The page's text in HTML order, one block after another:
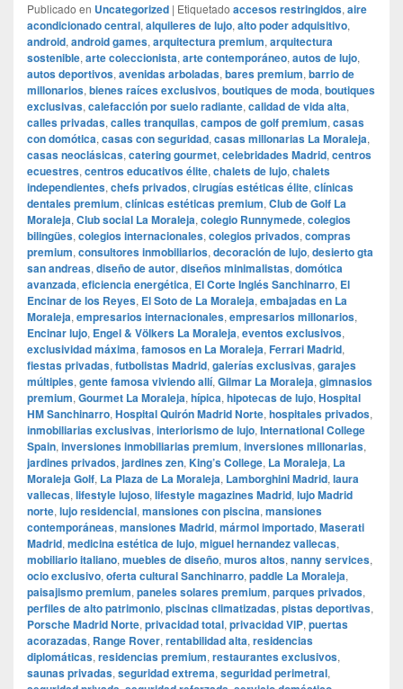
Publicado en Uncategorized | Etiquetado accesos restringidos, aire
acondicionado central, alquileres de lujo, alto poder adquisitivo,
android, android games, arquitectura premium, arquitectura
sostenible, arte coleccionista, arte contemporáneo, autos de lujo,
autos deportivos, avenidas arboladas, bares premium, barrio de
millonarios, bienes raíces exclusivos, boutiques de moda, boutiques
exclusivas, calefacción por suelo radiante, calidad de vida alta,
calles privadas, calles tranquilas, campos de golf premium, casas
con domótica, casas con seguridad, casas millonarias La Moraleja,
casas neoclásicas, catering gourmet, celebridades Madrid, centros
ecuestres, centros educativos élite, chalets de lujo, chalets
independientes, chefs privados, cirugías estéticas élite, clínicas
dentales premium, clínicas estéticas premium, Club de Golf La
Moraleja, Club social La Moraleja, colegio Runnymede, colegios
bilingües, colegios internacionales, colegios privados, compras
premium, consultores inmobiliarios, decoración de lujo, desierto gta
san andreas, diseño de autor, diseños minimalistas, domótica
avanzada, eficiencia energética, El Corte Inglés Sanchinarro, El
Encinar de los Reyes, El Soto de La Moraleja, embajadas en La
Moraleja, empresarios internacionales, empresarios millonarios,
Encinar lujo, Engel & Völkers La Moraleja, eventos exclusivos,
exclusividad máxima, famosos en La Moraleja, Ferrari Madrid,
fiestas privadas, futbolistas Madrid, galerías exclusivas, garajes
múltiples, gente famosa viviendo allí, Gilmar La Moraleja, gimnasios
premium, Gourmet La Moraleja, hípica, hipotecas de lujo, Hospital
HM Sanchinarro, Hospital Quirón Madrid Norte, hospitales privados,
inmobiliarias exclusivas, interiorismo de lujo, International College
Spain, inversiones inmobiliarias premium, inversiones millonarias,
jardines privados, jardines zen, King’s College, La Moraleja, La
Moraleja Golf, La Plaza de La Moraleja, Lamborghini Madrid, laura
vallecas, lifestyle lujoso, lifestyle magazines Madrid, lujo Madrid
norte, lujo residencial, mansiones con piscina, mansiones
contemporáneas, mansiones Madrid, mármol importado, Maserati
Madrid, medicina estética de lujo, miguel hernandez vallecas,
mobiliario italiano, muebles de diseño, muros altos, nanny services,
ocio exclusivo, oferta cultural Sanchinarro, paddle La Moraleja,
paisajismo premium, paneles solares premium, parques privados,
perfiles de alto patrimonio, piscinas climatizadas, pistas deportivas,
Porsche Madrid Norte, privacidad total, privacidad VIP, puertas
acorazadas, Range Rover, rentabilidad alta, residencias
diplomáticas, residencias premium, restaurantes exclusivos,
saunas privadas, seguridad extrema, seguridad perimetral,